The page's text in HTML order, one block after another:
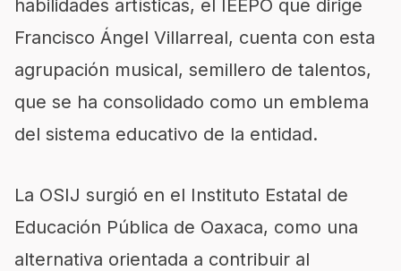
habilidades artísticas, el IEEPO que dirige
Francisco Ángel Villarreal, cuenta con esta
agrupación musical, semillero de talentos,
que se ha consolidado como un emblema
del sistema educativo de la entidad.
La OSIJ surgió en el Instituto Estatal de
Educación Pública de Oaxaca, como una
alternativa orientada a contribuir al